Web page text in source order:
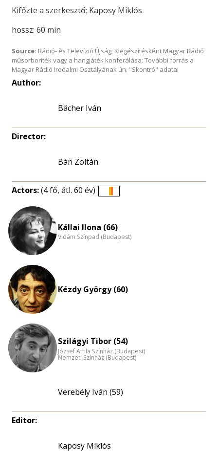
Kifőzte a szerkesztő: Kaposy Miklós
hossz: 60 min
Source: Rádió- és Televízió Újság; Kiegészítésként Magyar Rádió
műsorboríték vagy a hangjáték konferálása; További forrás a
Magyar Rádió Irodalmi Osztályának ún. "Skontró" adatai
Author:
Bächer Iván
Director:
Bán Zoltán
Actors:(4 fő, átl. 60 év)
nagyítása
Kállai Ilona (66)
Vidám Színpad (Budapest)
Kézdy György (60)
Szilágyi Tibor (54)
József Attila Színház (Budapest)
Nemzeti Színház (Budapest)
Verebély Iván (59)
Editor:
Kaposy Miklós